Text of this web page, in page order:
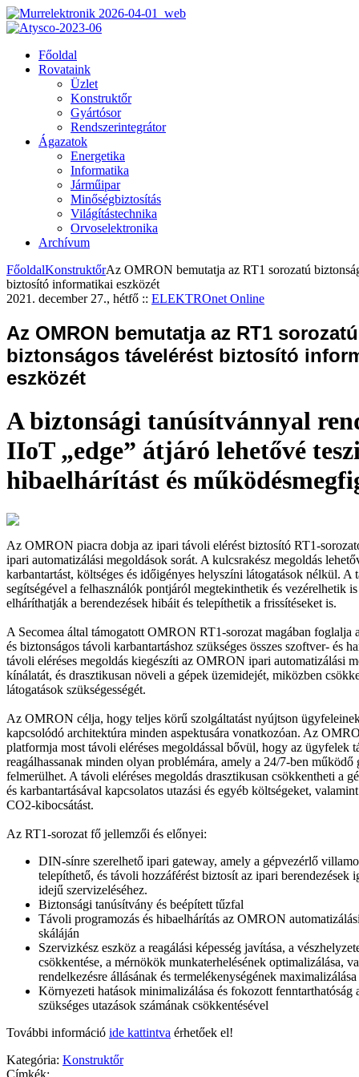
Főoldal
Rovataink
Üzlet
Konstruktőr
Gyártósor
Rendszerintegrátor
Ágazatok
Energetika
Informatika
Járműipar
Minőségbiztosítás
Világítástechnika
Orvoselektronika
Archívum
FőoldalKonstruktőrAz OMRON bemutatja az RT1 sorozatú
biztosító informatikai eszközét
2021. december 27., hétfő :: ELEKTROnet Online
Az OMRON bemutatja az RT1 sorozatú
biztonságos távelérést biztosító
eszközét
A biztonsági tanúsítvánnyal
IIoT „edge” átjáró lehetővé
hibaelhárítást és
Az OMRON piacra dobja az ipari távoli elérést biztosító RT1-
ipari automatizálási megoldások sorát. A kulcsrakész megoldás
karbantartást, költséges és időigényes helyszíni látogatások nélkül. A
segítségével a felhasználók pontjáról megtekinthetik és vezérelhetik
elháríthatják a berendezések hibáit és telepíthetik a frissítéseket is.
A Secomea által támogatott OMRON RT1-sorozat magában foglalja
és biztonságos távoli karbantartáshoz szükséges összes szoftver- és
távoli eléréses megoldás kiegészíti az OMRON ipari automatizálási
kínálatát, és drasztikusan növeli a gépek üzemidejét, miközben
látogatások szükségességét.
Az OMRON célja, hogy teljes körű szolgáltatást nyújtson
kapcsolódó architektúra minden aspektusára vonatkozóan. Az
platformja most távoli eléréses megoldással bővül, hogy az ügyfelek
reagálhassanak minden olyan problémára, amely a 24/7-ben működő
felmerülhet. A távoli eléréses megoldás drasztikusan csökkentheti a
és karbantartásával kapcsolatos utazási és egyéb költségeket,
CO2-kibocsátást.
Az RT1-sorozat fő jellemzői és előnyei:
DIN-sínre szerelhető ipari gateway, amely a gépvezérlő
telepíthető, és távoli hozzáférést biztosít az ipari berendezések
idejű szervizeléséhez.
Biztonsági tanúsítvány és beépített tűzfal
Távoli programozás és hibaelhárítás az OMRON
skáláján
Szervizkész eszköz a reagálási képesség javítása, a
csökkentése, a mérnökök munkaterhelésének optimalizálása,
rendelkezésre állásának és termelékenységének
Környezeti hatások minimalizálása és fokozott fenntarthatóság
szükséges utazások számának csökkentésével
További információ ide kattintva érhetőek el!
Kategória: Konstruktőr
Címkék: